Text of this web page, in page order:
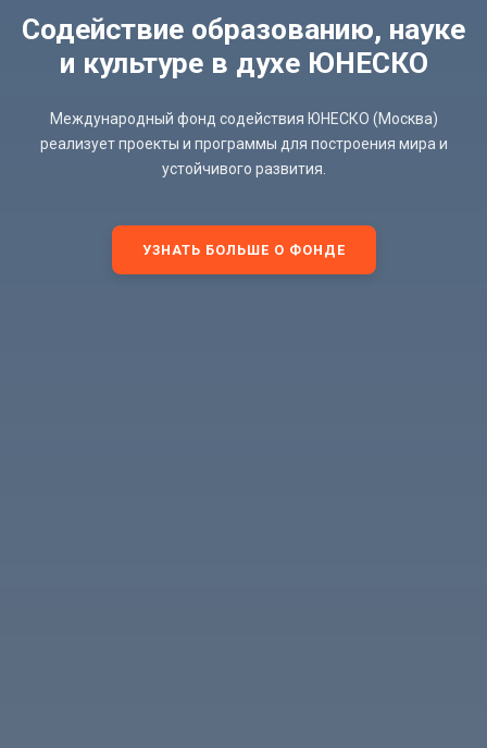
Содействие образованию, науке
и культуре в духе ЮНЕСКО
Международный фонд содействия ЮНЕСКО (Москва)
реализует проекты и программы для построения мира и
устойчивого развития.
УЗНАТЬ БОЛЬШЕ О ФОНДЕ